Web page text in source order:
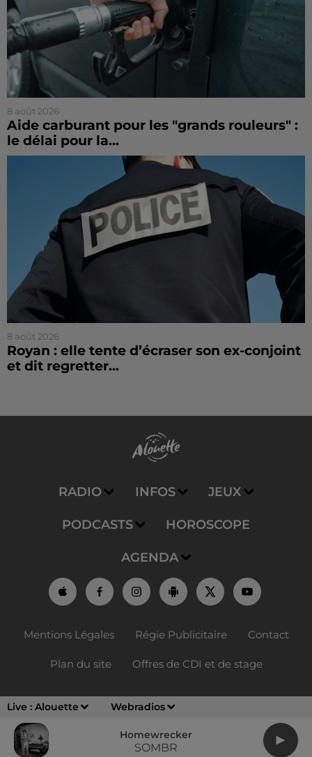
Live : Alouette Webradios
Homewrecker
SOMBR
8 août 2026
Aide carburant pour les "grands rouleurs" :
le délai pour la...
8 août 2026
Royan : elle tente d’écraser son ex-conjoint
et dit regretter...
RADIO INFOS JEUX
PODCASTS HOROSCOPE
AGENDA
Mentions Légales Régie Publicitaire Contact
Plan du site Offres de CDI et de stage